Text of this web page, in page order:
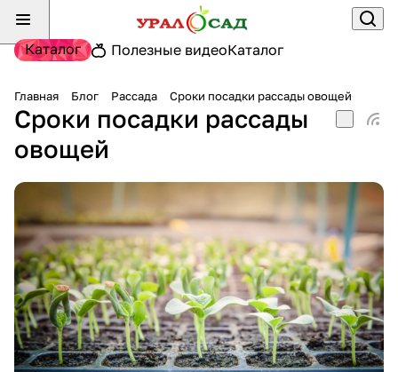
Каталог Полезные видеоКаталог
Главная Блог Рассада Сроки посадки рассады овощей
Сроки посадки рассады
овощей